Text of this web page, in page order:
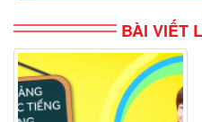
BÀI VIẾT